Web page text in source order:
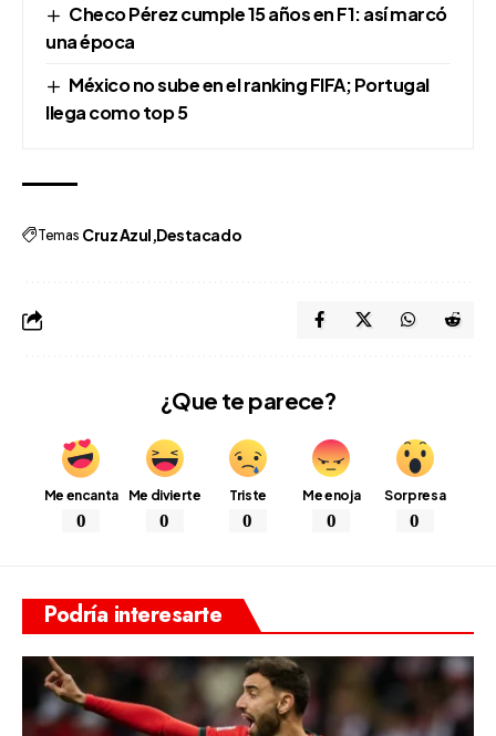
Checo Pérez cumple 15 años en F1: así marcó
una época
México no sube en el ranking FIFA; Portugal
llega como top 5
Temas Cruz Azul Destacado
¿Que te parece?
Me encanta
0
Me divierte
0
Triste
0
Me enoja
0
Sorpresa
0
Podría interesarte